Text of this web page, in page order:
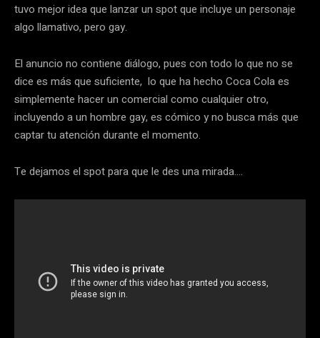
tuvo mejor idea que lanzar un spot que incluye un personaje
algo llamativo, pero gay.
El anuncio no contiene diálogo, pues con todo lo que no se
dice es más que suficiente, lo que ha hecho Coca Cola es
simplemente hacer un comercial como cualquier otro,
incluyendo a un hombre gay, es cómico y no busca más que
captar tu atención durante el momento.
Te dejamos el spot para que le des una mirada….